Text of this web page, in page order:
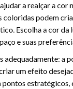
a realçar a cor
coloridas podem
Escolha a cor da
e suas
adequadamente: a
um efeito
pontos estratégicos,